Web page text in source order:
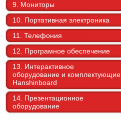
9. Мониторы
10. Портативная электроника
11. Телефония
12. Програмное обеспечение
13. Интерактивное
оборудование и комплектующие
Hanshinboard
14. Презентационное
оборудование